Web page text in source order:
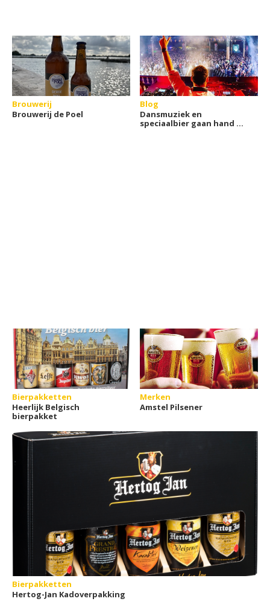
Brouwerij
Brouwerij de Poel
Blog
Dansmuziek en
speciaalbier gaan hand in
Bierpakketten
Heerlijk Belgisch
bierpakket
Merken
Amstel Pilsener
Bierpakketten
Hertog-Jan Kadoverpakking